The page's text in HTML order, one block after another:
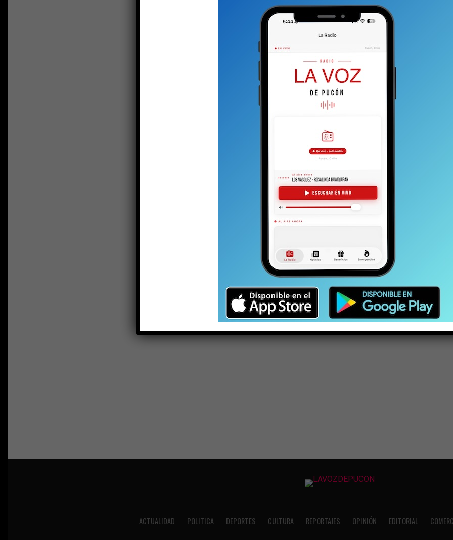
ACTUALIDAD POLITICA DEPORTES CULTURA REPORTAJES OPINIÓN EDITORIAL